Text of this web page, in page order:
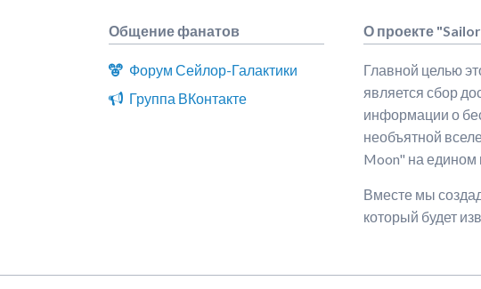
Общение фанатов
Форум Сейлор-Галактики
Группа ВКонтакте
О проекте
Главной целью
является сбор
информации о
необъятной
Moon" на едином
Вместе мы
который будет